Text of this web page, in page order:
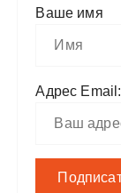
Ваше имя
Адрес Email: